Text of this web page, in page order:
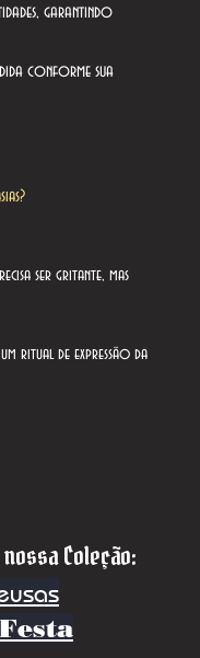
garantindo
conforme sua
ser gritante, mas
ritual de expressão da
Coleção: